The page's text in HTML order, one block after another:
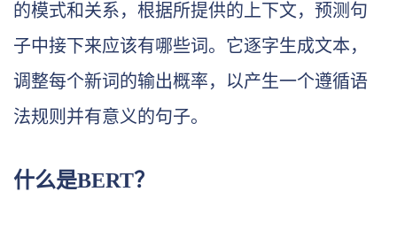
的模式和关系，根据所提供的上下文，预测句
子中接下来应该有哪些词。它逐字生成文本，
调整每个新词的输出概率，以产生一个遵循语
法规则并有意义的句子。
什么是BERT？